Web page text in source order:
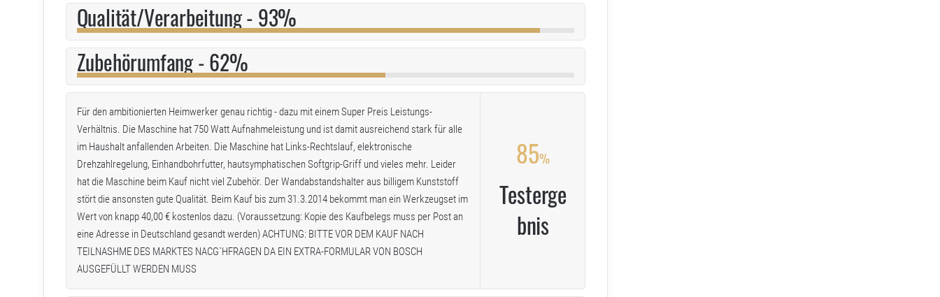
Qualität/Verarbeitung - 93%
Zubehörumfang - 62%
85%
Testerge
bnis
Für den ambitionierten Heimwerker genau richtig - dazu mit einem Super Preis Leistungs-
Verhältnis. Die Maschine hat 750 Watt Aufnahmeleistung und ist damit ausreichend stark für alle
im Haushalt anfallenden Arbeiten. Die Maschine hat Links-Rechtslauf, elektronische
Drehzahlregelung, Einhandbohrfutter, hautsymphatischen Softgrip-Griff und vieles mehr. Leider
hat die Maschine beim Kauf nicht viel Zubehör. Der Wandabstandshalter aus billigem Kunststoff
stört die ansonsten gute Qualität. Beim Kauf bis zum 31.3.2014 bekommt man ein Werkzeugset im
Wert von knapp 40,00 € kostenlos dazu. (Voraussetzung: Kopie des Kaufbelegs muss per Post an
eine Adresse in Deutschland gesandt werden) ACHTUNG: BITTE VOR DEM KAUF NACH
TEILNASHME DES MARKTES NACG`HFRAGEN DA EIN EXTRA-FORMULAR VON BOSCH
AUSGEFÜLLT WERDEN MUSS